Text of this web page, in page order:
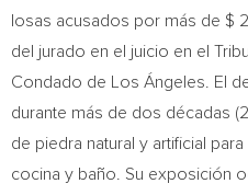
losas acusados por más de $
del jurado en el juicio en el
Condado de Los Ángeles. El
durante más de dos décadas
de piedra natural y artificial
cocina y baño. Su exposición